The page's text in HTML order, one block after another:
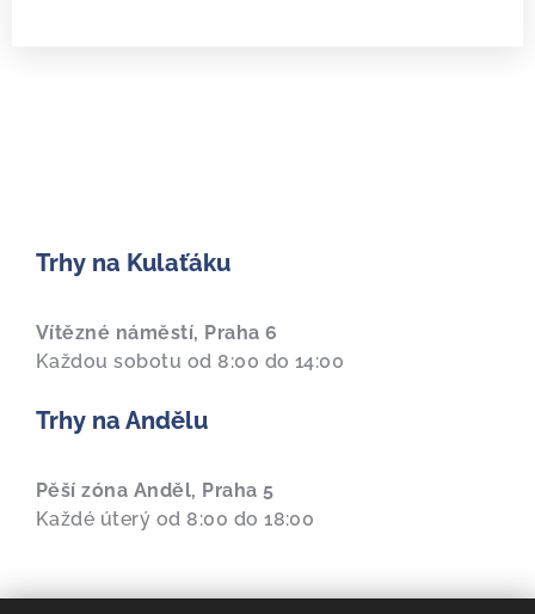
Trhy na Kulaťáku
Vítězné náměstí, Praha 6
Každou sobotu od 8:00 do 14:00
Trhy na Andělu
Pěší zóna Anděl, Praha 5
Každé úterý od 8:00 do 18:00